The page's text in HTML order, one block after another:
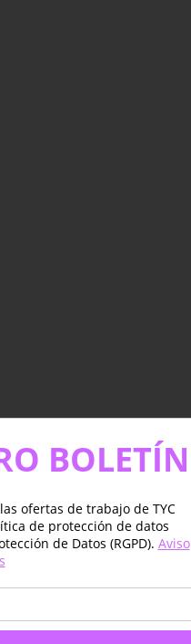
BOLETÍN
ofertas de trabajo de TYC
de protección de datos
de Datos (RGPD). Aviso